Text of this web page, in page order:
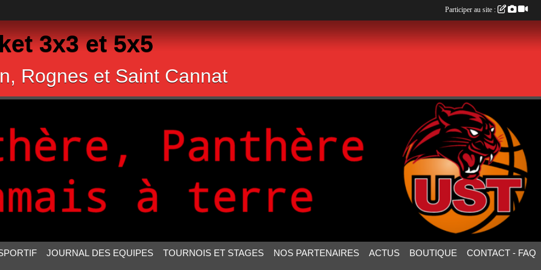
3x3 et 5x5
Rognes et Saint Cannat
JOURNAL DES EQUIPES TOURNOIS ET STAGES NOS PARTENAIRES ACTUS BOUTIQUE CONTACT - FAQ
Participer au site :